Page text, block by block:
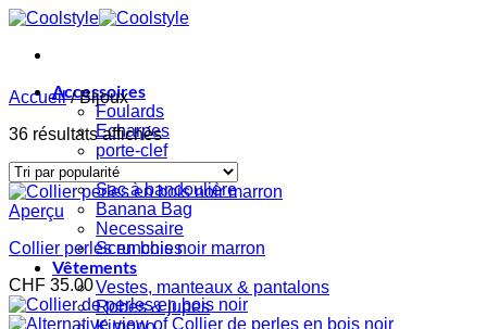
Passer
contenu
Accessoires
Foulards
Echarpes
porte-clef
Sacs
Sac à bandoulière
Banana Bag
Necessaire
Scrunchies
Vêtements
Vestes, manteaux & pantalons
Robes & jupes
Accueil /Bijoux
36 résultats affichésTrié
par
popularité
Aperçu
Collier perles en bois noir marron
CHF 35.00